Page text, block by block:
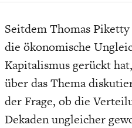
Seitdem Thomas
die ökonomische
Kapitalismus gerückt
über das Thema
der Frage, ob die
Dekaden ungleicher